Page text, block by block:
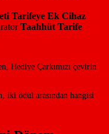
Tarifeye Ek Cihaz
Taahhüt Tarife
Hediye Çarkımızı çevirin
iki ödül arasından hangisi